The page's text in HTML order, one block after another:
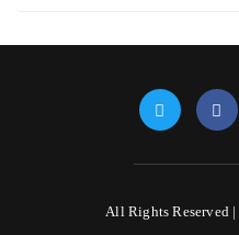
All Rights Reserved |